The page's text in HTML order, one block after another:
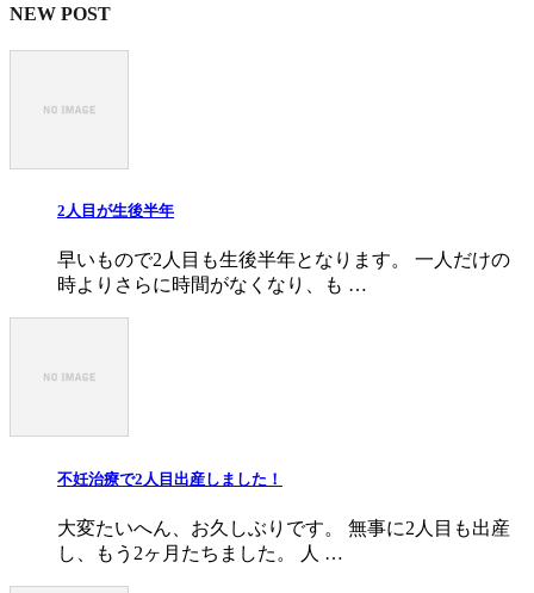
NEW POST
2人目が生後半年
早いもので2人目も生後半年となります。 一人だけの
時よりさらに時間がなくなり、も …
不妊治療で2人目出産しました！
大変たいへん、お久しぶりです。 無事に2人目も出産
し、もう2ヶ月たちました。 人 …